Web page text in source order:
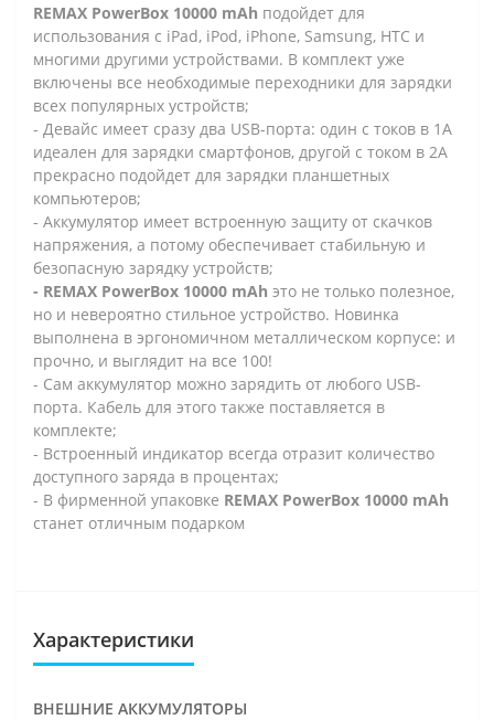
REMAX PowerBox 10000 mAh подойдет для
использования с iPad, iPod, iPhone, Samsung, HTC и
многими другими устройствами. В комплект уже
включены все необходимые переходники для зарядки
всех популярных устройств;
- Девайс имеет сразу два USB-порта: один с токов в 1А
идеален для зарядки смартфонов, другой с током в 2А
прекрасно подойдет для зарядки планшетных
компьютеров;
- Аккумулятор имеет встроенную защиту от скачков
напряжения, а потому обеспечивает стабильную и
безопасную зарядку устройств;
- REMAX PowerBox 10000 mAh это не только полезное,
но и невероятно стильное устройство. Новинка
выполнена в эргономичном металлическом корпусе: и
прочно, и выглядит на все 100!
- Сам аккумулятор можно зарядить от любого USB-
порта. Кабель для этого также поставляется в
комплекте;
- Встроенный индикатор всегда отразит количество
доступного заряда в процентах;
- В фирменной упаковке REMAX PowerBox 10000 mAh
станет отличным подарком
Характеристики
ВНЕШНИЕ АККУМУЛЯТОРЫ